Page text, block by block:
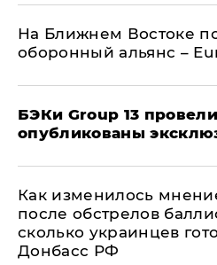
На Ближнем Востоке
оборонный альянс –
​БЭКи Group 13
опубликованы
Как изменилось
после обстрелов
сколько украинцев
Донбасс РФ